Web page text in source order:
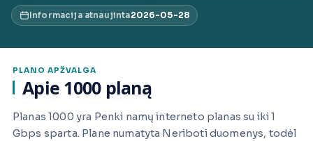
Informacija atnaujinta2026-05-28
PLANO APŽVALGA
Apie 1000 planą
Planas 1000 yra Penki namų interneto planas su iki 1
Gbps sparta. Plane numatyta Neriboti duomenys, todėl